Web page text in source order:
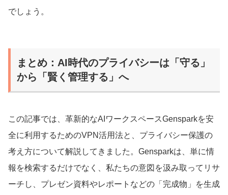
でしょう。
まとめ：AI時代のプライバシーは「守る」
から「賢く管理する」へ
この記事では、革新的なAIワークスペースGensparkを安
全に利用するためのVPN活用法と、プライバシー保護の
考え方について解説してきました。Gensparkは、単に情
報を検索するだけでなく、私たちの意図を汲み取ってリサ
ーチし、プレゼン資料やレポートなどの「完成物」を生成